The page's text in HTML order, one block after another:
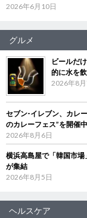
2026年6月10日
グルメ
ビールだ
的に水を
2026年8月
セブン‐イレブン、カレ
のカレーフェス”を開催中
2026年8月6日
横浜高島屋で「韓国市
が集結
2026年8月5日
ヘルスケア